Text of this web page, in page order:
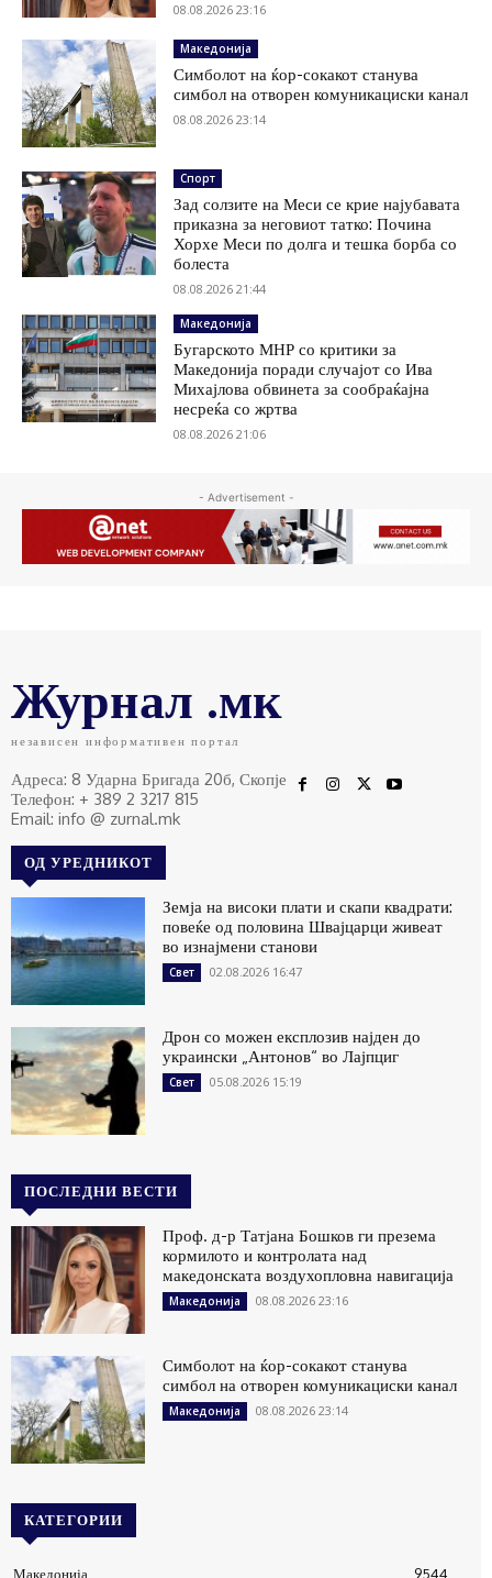
08.08.2026 23:16
Македонија
Симболот на ќор-сокакот станува
симбол на отворен комуникациски канал
08.08.2026 23:14
Спорт
Зад солзите на Меси се крие најубавата
приказна за неговиот татко: Почина
Хорхе Меси по долга и тешка борба со
болеста
08.08.2026 21:44
Македонија
Бугарското МНР со критики за
Македонија поради случајот со Ива
Михајлова обвинета за сообраќајна
несреќа со жртва
08.08.2026 21:06
- Advertisement -
Журнал .мк
независен информативен портал
Адреса: 8 Ударна Бригада 20б, Скопје
Телефон: + 389 2 3217 815
Email: info @ zurnal.mk
ОД УРЕДНИКОТ
Земја на високи плати и скапи квадрати:
повеќе од половина Швајцарци живеат
во изнајмени станови
Свет 02.08.2026 16:47
Дрон со можен експлозив најден до
украински „Антонов“ во Лајпциг
Свет 05.08.2026 15:19
ПОСЛЕДНИ ВЕСТИ
Проф. д-р Татјана Бошков ги презема
кормилото и контролата над
македонската воздухопловна навигација
Македонија 08.08.2026 23:16
Симболот на ќор-сокакот станува
симбол на отворен комуникациски канал
Македонија 08.08.2026 23:14
КАТЕГОРИИ
Македонија 9544